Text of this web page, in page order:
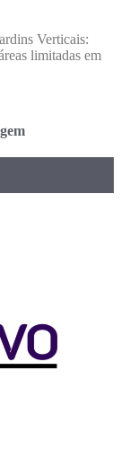
Verticais:
limitadas em